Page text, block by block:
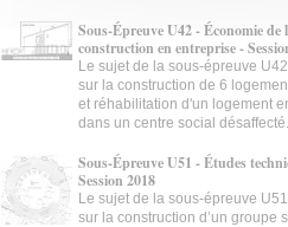
Sous-Épreuve U42 - Économie de
construction en entreprise -
Le sujet de la sous-épreuve
sur la construction de 6
et réhabilitation d'un logement
dans un centre social désaffecté.
Sous-Épreuve U51 - Études
Session 2018
Le sujet de la sous-épreuve
sur la construction d’un groupe